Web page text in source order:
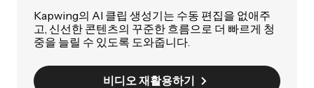
Kapwing의 AI 클립 생성기는 수동 편집을 없애주
고, 신선한 콘텐츠의 꾸준한 흐름으로 더 빠르게 청
중을 늘릴 수 있도록 도와줍니다.
비디오 재활용하기